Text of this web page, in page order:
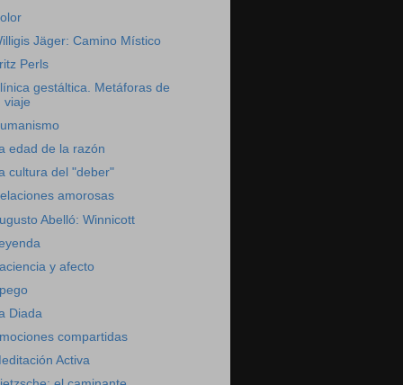
Jäger: Camino Místico
Perls
gestáltica. Metáforas de
viaje
edad de la razón
cultura del "deber"
amorosas
Abelló: Winnicott
y afecto
Diada
compartidas
Activa